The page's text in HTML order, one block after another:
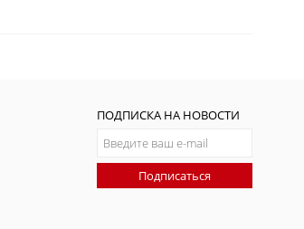
ПОДПИСКА НА НОВОСТИ
Подписаться